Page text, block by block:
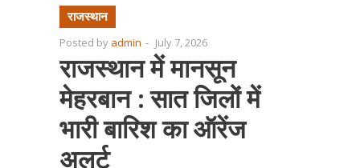
राजस्थान
Posted by admin - July 7, 2026
राजस्थान में मानसून
मेहरबान : सात जिलों में
भारी बारिश का ऑरेंज
अलर्ट